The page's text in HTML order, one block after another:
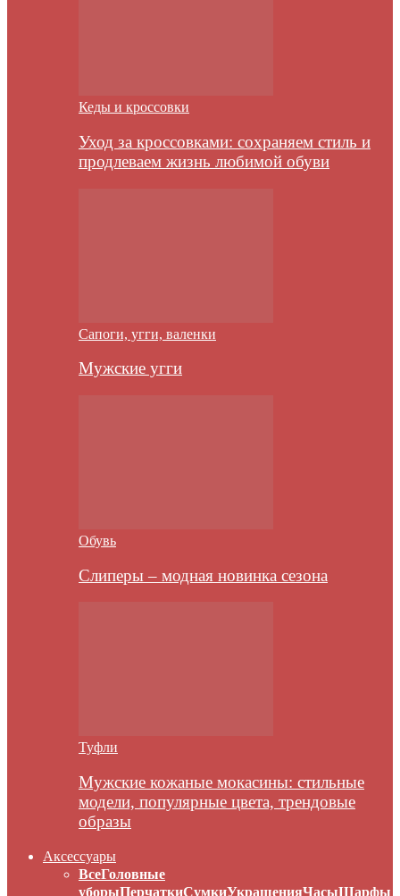
Кеды и кроссовки
Уход за кроссовками: сохраняем стиль и
продлеваем жизнь любимой обуви
Сапоги, угги, валенки
Мужские угги
Обувь
Слиперы – модная новинка сезона
Туфли
Мужские кожаные мокасины: стильные
модели, популярные цвета, трендовые
образы
Аксессуары
ВсеГоловные
уборыПерчаткиСумкиУкрашенияЧасыШарфы